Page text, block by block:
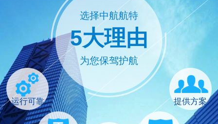
选择中航航特
5大理由
为您保驾护航
运行可靠 提供方案